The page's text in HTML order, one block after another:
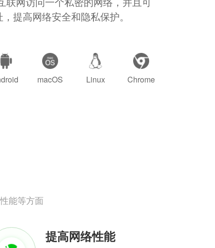
提高网络安全和隐私保护。
macOS Linux Chrome
能等方面
提高网络性能